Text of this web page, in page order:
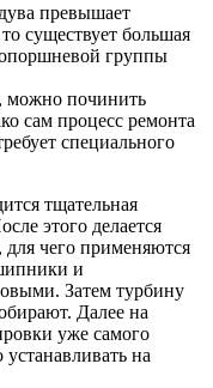
превышает
существует большая
группы
можно починить
сам процесс ремонта
специального
тщательная
этого делается
для чего применяются
и
Затем турбину
Далее на
уже самого
на